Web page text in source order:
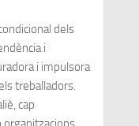
dels
i
i impulsora
treballadors.
cap